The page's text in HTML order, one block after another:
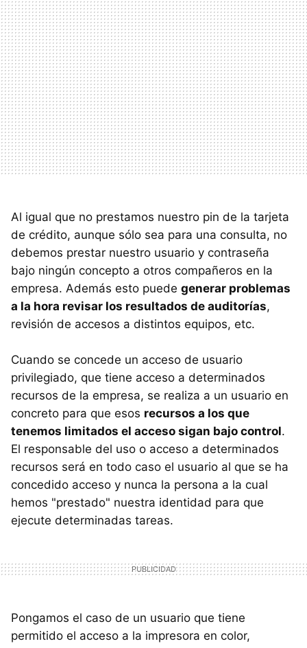
Al igual que no prestamos nuestro pin de la tarjeta
de crédito, aunque sólo sea para una consulta, no
debemos prestar nuestro usuario y contraseña
bajo ningún concepto a otros compañeros en la
empresa. Además esto puede generar problemas
a la hora revisar los resultados de auditorías,
revisión de accesos a distintos equipos, etc.
Cuando se concede un acceso de usuario
privilegiado, que tiene acceso a determinados
recursos de la empresa, se realiza a un usuario en
concreto para que esos recursos a los que
tenemos limitados el acceso sigan bajo control.
El responsable del uso o acceso a determinados
recursos será en todo caso el usuario al que se ha
concedido acceso y nunca la persona a la cual
hemos "prestado" nuestra identidad para que
ejecute determinadas tareas.
Pongamos el caso de un usuario que tiene
permitido el acceso a la impresora en color,